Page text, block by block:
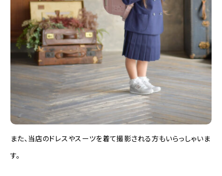
また、当店のドレスやスーツを着て撮影される方もいらっしゃいま
す。